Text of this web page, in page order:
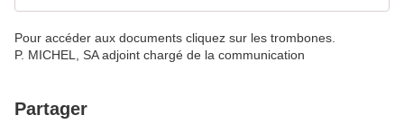
Pour accéder aux documents cliquez sur les trombones.
P. MICHEL, SA adjoint chargé de la communication
Partager